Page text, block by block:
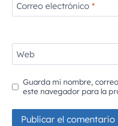
Correo electrónico *
Web
Guarda mi nombre,
este navegador para la